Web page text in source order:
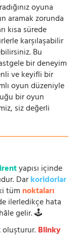
oyuna
aramak zorunda
kısa sürede
karşılaşabilir
Bu
bir deneyim
ve keyifli bir
oyun düzeniyle
bir oyun
siz değerli
yapısı içinde
Darkoridorlar
tüm noktaları
ilerledikçe hata
gelir. 🕹️
oluşturur.Blinky